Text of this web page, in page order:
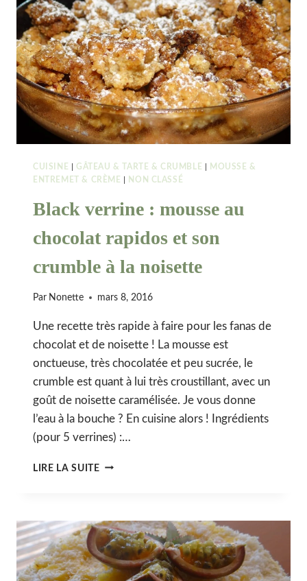
CUISINE GÂTEAU & TARTE & CRUMBLE
MOUSSE &
ENTREMET & CRÈME
NON CLASSÉ
Black verrine : mousse au
chocolat rapidos et son
crumble à la noisette
Par Nonette mars 8, 2016
Une recette très rapide à faire pour les fanas de
chocolat et de noisette ! La mousse est
onctueuse, très chocolatée et peu sucrée, le
crumble est quant à lui très croustillant, avec un
goût de noisette caramélisée. Je vous donne
l’eau à la bouche ? En cuisine alors ! Ingrédients
(pour 5 verrines) :…
LIRE LA SUITEBLACK
AU
CHOCOLAT
RAPIDOS
ET